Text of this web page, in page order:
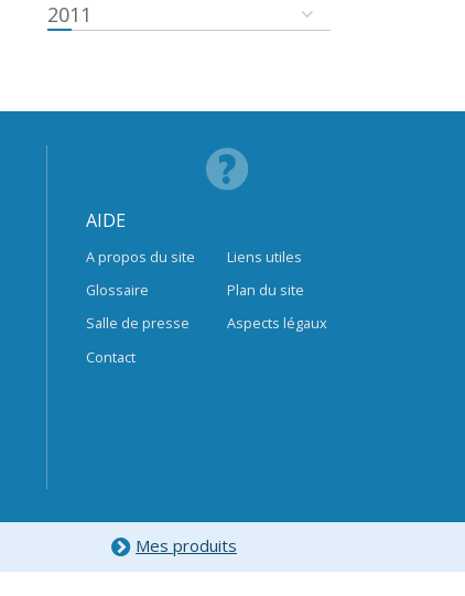
2011
AIDE
A propos du site
Glossaire
Salle de presse
Contact
Liens utiles
Plan du site
Aspects légaux
Mes produits